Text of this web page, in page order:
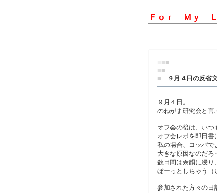
Ｆｏｒ Ｍｙ
■■
■■
■
９月４日の反省
９月４日。
のねがま研究会と言
オフ会の後は、いつ
オフ会レポを即日書
私の場合、ヨッパで
大きな原因なのだろ
数日間は余韻に浸り
ぼーっとしちゃう（
参加された方々の日